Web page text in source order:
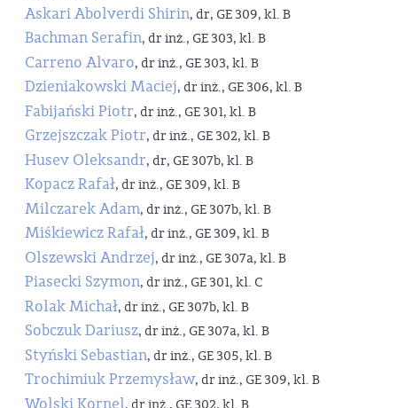
Askari Abolverdi Shirin, dr, GE 309, kl. B
Bachman Serafin, dr inż., GE 303, kl. B
Carreno Alvaro, dr inż., GE 303, kl. B
Dzieniakowski Maciej, dr inż., GE 306, kl. B
Fabijański Piotr, dr inż., GE 301, kl. B
Grzejszczak Piotr, dr inż., GE 302, kl. B
Husev Oleksandr, dr, GE 307b, kl. B
Kopacz Rafał, dr inż., GE 309, kl. B
Milczarek Adam, dr inż., GE 307b, kl. B
Miśkiewicz Rafał, dr inż., GE 309, kl. B
Olszewski Andrzej, dr inż., GE 307a, kl. B
Piasecki Szymon, dr inż., GE 301, kl. C
Rolak Michał, dr inż., GE 307b, kl. B
Sobczuk Dariusz, dr inż., GE 307a, kl. B
Styński Sebastian, dr inż., GE 305, kl. B
Trochimiuk Przemysław, dr inż., GE 309, kl. B
Wolski Kornel, dr inż., GE 302, kl. B